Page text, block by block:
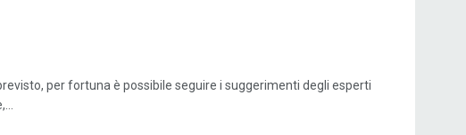
per fortuna è possibile seguire i suggerimenti degli esperti